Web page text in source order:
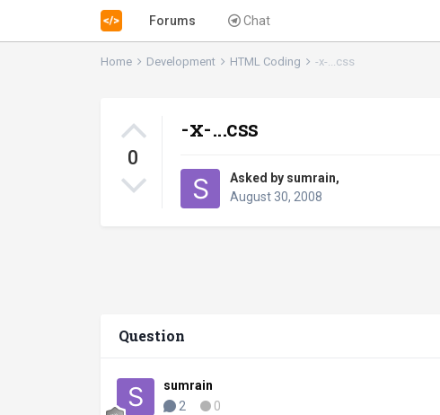
Forums Chat
Home Development HTML Coding -x-...css
0
-x-...css
Asked by sumrain,
August 30, 2008
Question
sumrain
2
0